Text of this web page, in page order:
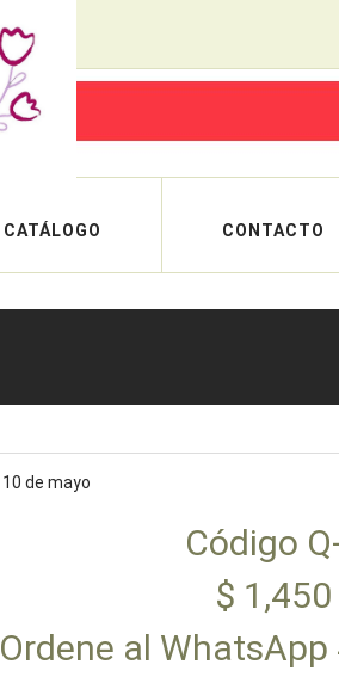
CATÁLOGO CONTACTO
10 de mayo
Código
$ 1,450
Ordene al